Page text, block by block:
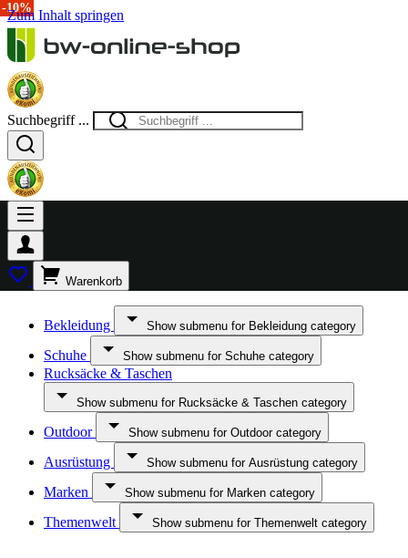
Zum Inhalt springen
Suchbegriff ...
Warenkorb
Bekleidung Show submenu for Bekleidung category
Schuhe Show submenu for Schuhe category
Rucksäcke & Taschen
Show submenu for Rucksäcke & Taschen category
Outdoor Show submenu for Outdoor category
Ausrüstung Show submenu for Ausrüstung category
Marken Show submenu for Marken category
Themenwelt Show submenu for Themenwelt category
-15%
-10%